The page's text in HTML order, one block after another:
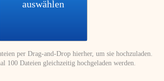
auswählen
per Drag-and-Drop hierher, um sie hochzuladen.
100 Dateien gleichzeitig hochgeladen werden.